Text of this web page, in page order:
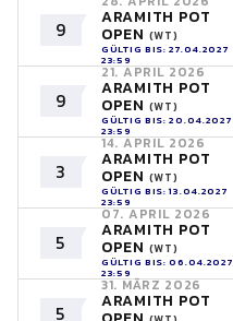
9 ARAMITH POT
OPEN (WT)
GÜLTIG BIS: 27.04.2027
23:59
9
21. APRIL 2026
ARAMITH POT
OPEN (WT)
GÜLTIG BIS: 20.04.2027
23:59
3
14. APRIL 2026
ARAMITH POT
OPEN (WT)
GÜLTIG BIS: 13.04.2027
23:59
5
07. APRIL 2026
ARAMITH POT
OPEN (WT)
GÜLTIG BIS: 06.04.2027
23:59
5
31. MÄRZ 2026
ARAMITH POT